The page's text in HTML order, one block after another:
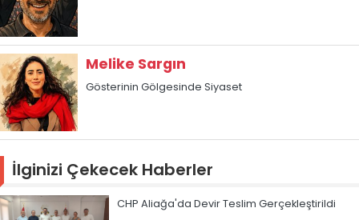
Melike Sargın
Gösterinin Gölgesinde Siyaset
İlginizi Çekecek Haberler
CHP Aliağa'da Devir Teslim Gerçekleştirildi